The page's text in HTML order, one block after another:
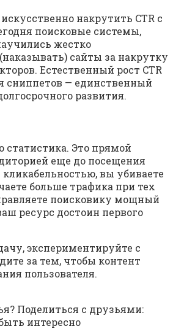
накрутить CTR с
поисковые системы,
жестко
сайты за накрутку
Естественный рост CTR
сниппетов — единственный
развития.
статистика. Это прямой
еще до посещения
кликабельностью, вы убиваете
больше трафика при тех
поисковику мощный
ресурс достоин первого
экспериментируйте с
за тем, чтобы контент
пользователя.
Поделиться с друзьями:
интересно